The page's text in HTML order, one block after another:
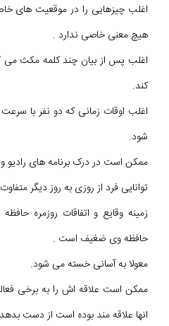
اغلب چیزهایی را در موقعیت های
هیچ معنی خاصی ندارد .
اغلب پس از بیان چند کلمه مکث می
کند.
اغلب اوقات زمانی که دو نفر با
شود.
ممکن است در درک برنامه های رادیو
توانایی فرد از روزی به روز دیگر
زمینه وقایع و اتفاقات روزمره
حافظه وی ضغیف است .
معولا به آسانی خسته می شود.
ممکن است علاقه اش را به برخی
انها علاقه مند بوده است از دست